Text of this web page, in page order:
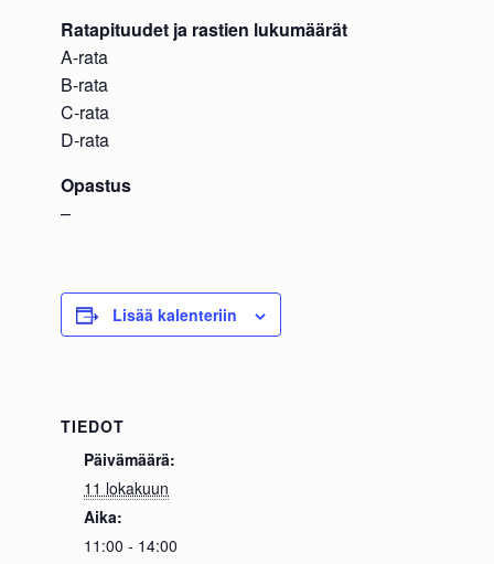
Ratapituudet ja rastien lukumäärät
A-rata
B-rata
C-rata
D-rata
Opastus
–
Lisää kalenteriin
TIEDOT
Päivämäärä:
11 lokakuun
Aika:
11:00 - 14:00